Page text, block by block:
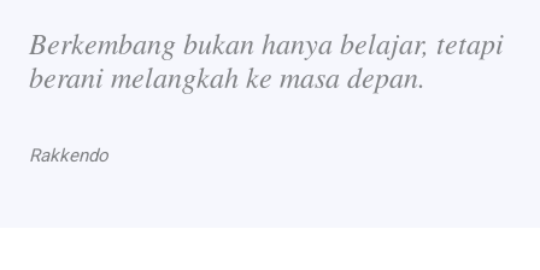
Berkembang bukan hanya belajar, tetapi
berani melangkah ke masa depan.
Rakkendo